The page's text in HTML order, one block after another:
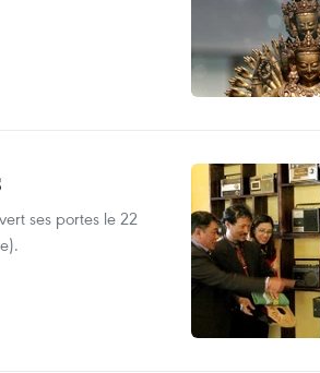
ses portes le 22